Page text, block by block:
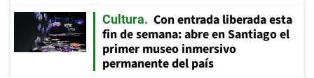
Cultura
Con entrada liberada esta
fin de semana: abre en Santiago el
primer museo inmersivo
permanente del país